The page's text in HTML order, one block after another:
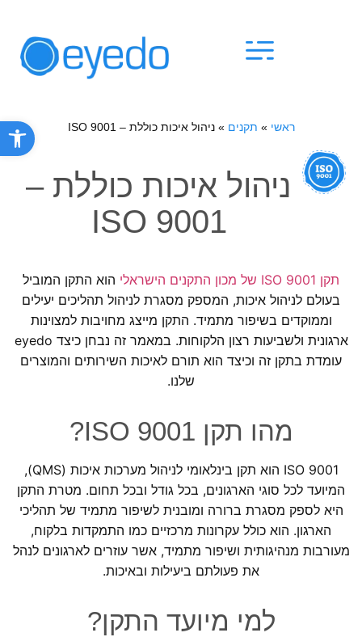
ראשי » תקנים »ניהול איכות כוללת – ISO 9001
ניהול איכות כוללת –
ISO 9001
תקן ISO 9001 של מכון התקנים הישראלי
הוא התקן המוביל
בעולם לניהול איכות, המספק מסגרת לניהול תהליכים יעילים
וממוקדים בשיפור מתמיד. התקן מייצג מחויבות למצוינות
ארגונית ולשביעות רצון הלקוחות. במאמר זה נבחן כיצד eyedo
עומדת בתקן זה וכיצד הוא תורם לאיכות השירותים והמוצרים
שלנו.
מהו תקן ISO 9001?
ISO 9001 הוא תקן בינלאומי לניהול מערכות איכות (QMS),
המיועד לכל סוגי הארגונים, בכל גודל ובכל תחום. מטרת התקן
היא לספק מסגרת ברורה ומובנית לשיפור מתמיד של תהליכי
הארגון. הוא כולל עקרונות מרכזיים כמו התמקדות בלקוח,
מעורבות מנהיגותית ושיפור מתמיד, אשר עוזרים לארגונים לנהל
את פעולתם ביעילות ובאיכות.
למי מיועד התקן?
פתח